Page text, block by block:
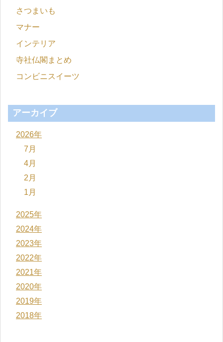
さつまいも
マナー
インテリア
寺社仏閣まとめ
コンビニスイーツ
アーカイブ
2026年
7月
4月
2月
1月
2025年
2024年
2023年
2022年
2021年
2020年
2019年
2018年